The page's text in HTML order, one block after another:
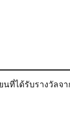
ที่ได้รับรางวัลจา